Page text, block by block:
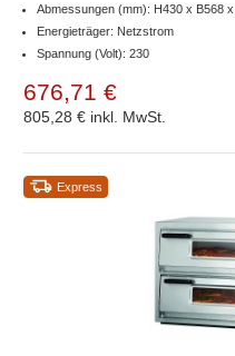
Abmessungen (mm): H430 x B568
Energieträger: Netzstrom
Spannung (Volt): 230
676,71 €
805,28 € inkl. MwSt.
Express